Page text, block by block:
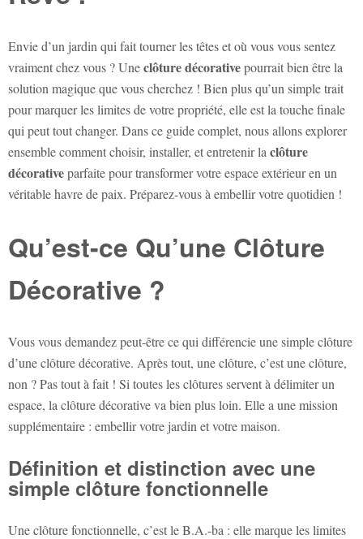
Envie d’un jardin qui fait tourner les têtes et où vous vous sentez
vraiment chez vous ? Uneclôture décorativepourrait bien être la
solution magique que vous cherchez ! Bien plus qu’un simple trait
pour marquer les limites de votre propriété, elle est la touche finale
qui peut tout changer. Dans ce guide complet, nous allons explorer
ensemble comment choisir, installer, et entretenir la clôture
décorativeparfaite pour transformer votre espace extérieur en un
véritable havre de paix. Préparez-vous à embellir votre quotidien !
Qu’est-ce Qu’une Clôture
Décorative ?
Vous vous demandez peut-être ce qui différencie une simple clôture
d’une clôture décorative. Après tout, une clôture, c’est une clôture,
non ? Pas tout à fait ! Si toutes les clôtures servent à délimiter un
espace, la clôture décorative va bien plus loin. Elle a une mission
supplémentaire : embellir votre jardin et votre maison.
Définition et distinction avec une
simple clôture fonctionnelle
Une clôture fonctionnelle, c’est le B.A.-ba : elle marque les limites